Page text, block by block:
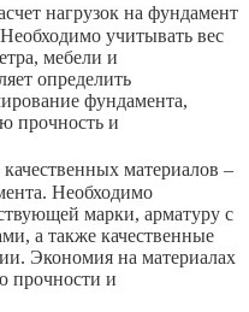
нагрузок на фундамент
учитывать вес
мебели и
определить
фундамента,
прочность и
материалов –
Необходимо
марки, арматуру с
а также качественные
Экономия на материалах
прочности и